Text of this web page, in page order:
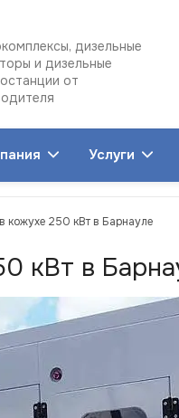
дизельные
и дизельные
от
Услуги
в кожухе 250 кВт в Барнауле
кВт в